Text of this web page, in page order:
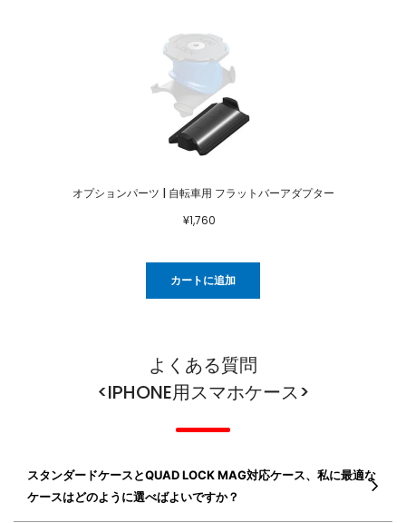
オプションパーツ | 自転車用 フラットバーアダプター
¥1,760
カートに追加
よくある質問
<IPHONE用スマホケース>
スタンダードケースとQUAD LOCK MAG対応ケース、私に最適な
ケースはどのように選べばよいですか？